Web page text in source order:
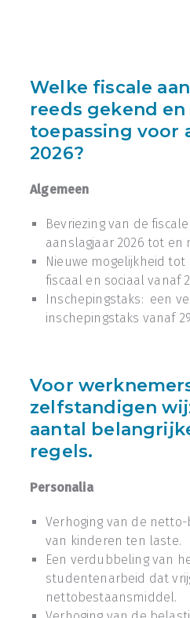
Welke fiscale
reeds gekend en
toepassing voor
2026?
Algemeen
Bevriezing van de
aanslagjaar 2026 tot en
Nieuwe mogelijkheid tot
fiscaal en sociaal vanaf
Inschepingstaks: een
inschepingstaks vanaf
Voor
zelfstandigen
aantal
regels.
Personalia
Verhoging van de
van kinderen ten laste.
Een verdubbeling van
studentenarbeid dat
nettobestaansmiddel.